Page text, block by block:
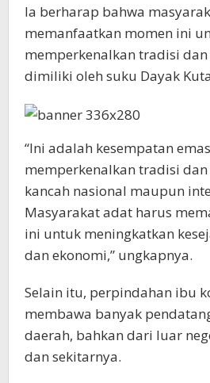
Ia berharap bahwa
memanfaatkan momen ini
memperkenalkan tradisi
dimiliki oleh suku Dayak
“Ini adalah kesempatan
memperkenalkan tradisi
kancah nasional maupun
Masyarakat adat harus
ini untuk meningkatkan
dan ekonomi,” ungkapnya.
Selain itu, perpindahan ibu
membawa banyak
daerah, bahkan dari luar
dan sekitarnya.